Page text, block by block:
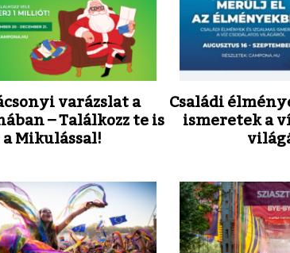
varázslat a
– Találkozz te is
a Mikulással!
Családi
ismeretek a